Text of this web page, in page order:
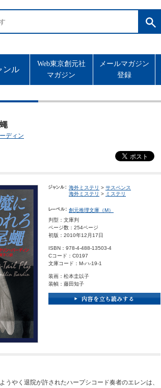
ンル
Web東京創元社
マガジン
メールマガジン
登録
ディン
海外ミステリ > サスペンス
海外ミステリ > ミステリ
創元推理文庫（M）
判型：文庫判
ページ数：254ページ
初版：2010年12月17日
ISBN：978-4-488-13503-4
Cコード：C0197
文庫コード：M-ハ-19-1
装画：松本圭以子
装幀：藤田知子
うやく退院が許されたハープシコード奏者のエレンは、